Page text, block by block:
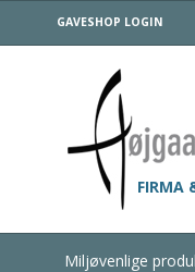
GAVESHOP LOGIN
FIRMA
Miljøvenlige